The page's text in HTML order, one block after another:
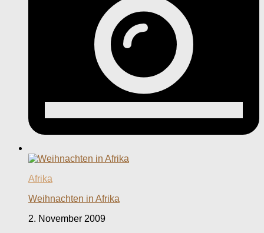
Afrika
Weihnachten in Afrika
2. November 2009